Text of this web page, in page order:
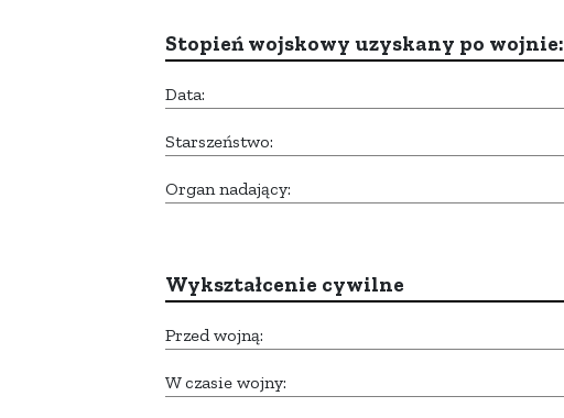
Stopień wojskowy uzyskany po wojnie:
Data:
Starszeństwo:
Organ nadający:
Wykształcenie cywilne
Przed wojną:
W czasie wojny: